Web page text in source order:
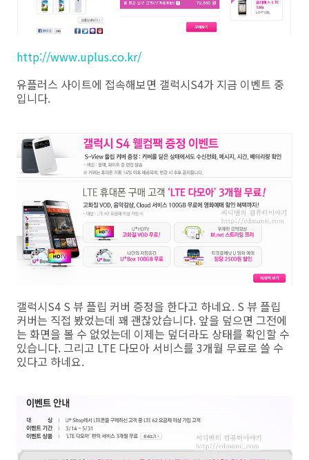
http://www.uplus.co.kr/
유플러스 사이트에 접속해보면 갤럭시S4가 지금 이벤트 중
입니다.
갤럭시S4 S 뷰 플립 커버 증정을 한다고 하네요. S 뷰 플립
커버는 직접 봤었는데 꽤 괜찮았습니다. 앞을 덮으면 그전에
는 화면을 볼 수 없었는데 이제는 덮더라도 상태를 확인할 수
있습니다. 그리고 LTE 다모아 서비스를 3개월 무료로 쓸 수
있다고 하네요.